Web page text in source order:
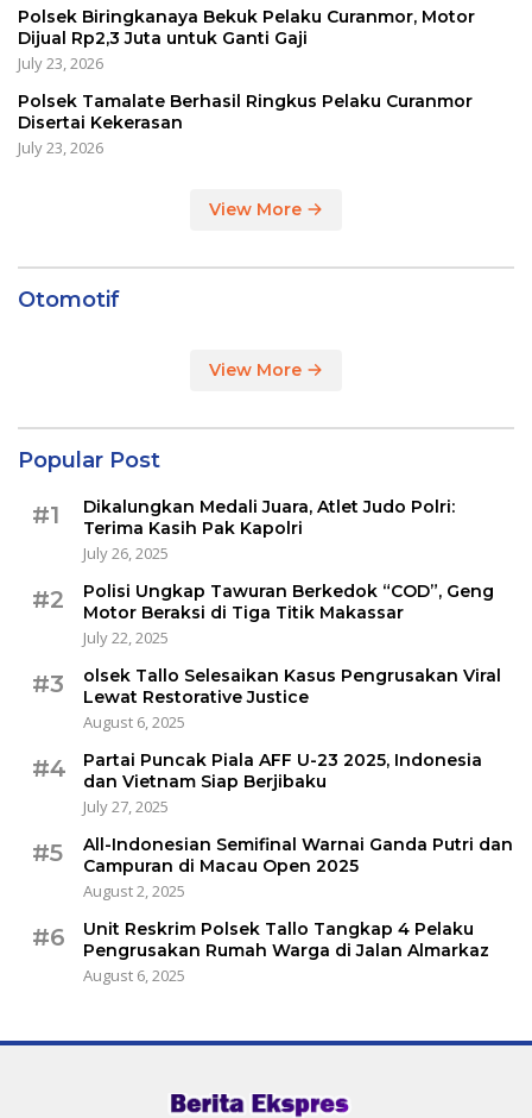
Polsek Biringkanaya Bekuk Pelaku Curanmor, Motor
Dijual Rp2,3 Juta untuk Ganti Gaji
July 23, 2026
Polsek Tamalate Berhasil Ringkus Pelaku Curanmor
Disertai Kekerasan
July 23, 2026
View More
Otomotif
View More
Popular Post
#1
Dikalungkan Medali Juara, Atlet Judo Polri:
Terima Kasih Pak Kapolri
July 26, 2025
#2
Polisi Ungkap Tawuran Berkedok “COD”, Geng
Motor Beraksi di Tiga Titik Makassar
July 22, 2025
#3
olsek Tallo Selesaikan Kasus Pengrusakan Viral
Lewat Restorative Justice
August 6, 2025
#4
Partai Puncak Piala AFF U-23 2025, Indonesia
dan Vietnam Siap Berjibaku
July 27, 2025
#5
All-Indonesian Semifinal Warnai Ganda Putri dan
Campuran di Macau Open 2025
August 2, 2025
#6
Unit Reskrim Polsek Tallo Tangkap 4 Pelaku
Pengrusakan Rumah Warga di Jalan Almarkaz
August 6, 2025